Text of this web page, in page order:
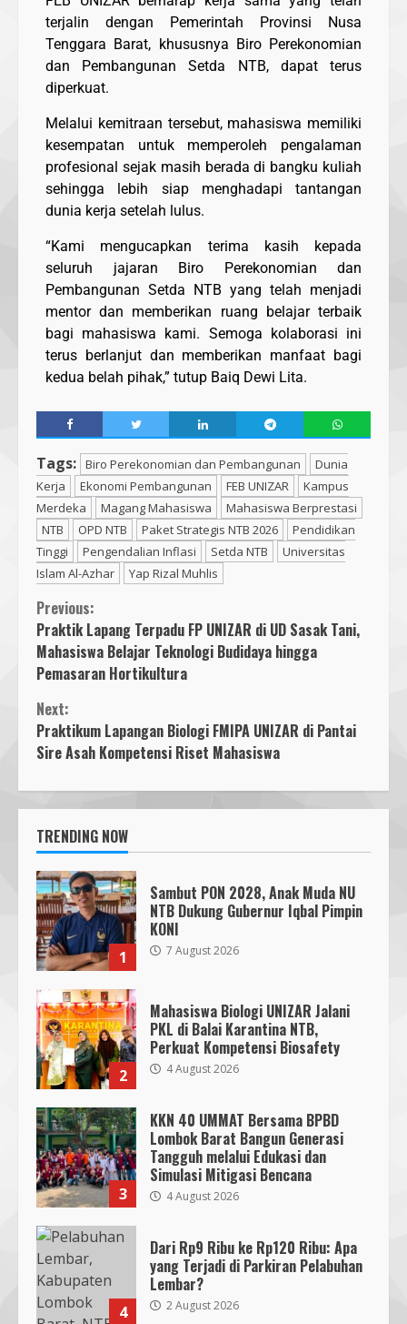
terjalin dengan Pemerintah Provinsi Nusa
Tenggara Barat, khususnya Biro Perekonomian
dan Pembangunan Setda NTB, dapat terus
diperkuat.
Melalui kemitraan tersebut, mahasiswa memiliki
kesempatan untuk memperoleh pengalaman
profesional sejak masih berada di bangku kuliah
sehingga lebih siap menghadapi tantangan
dunia kerja setelah lulus.
“Kami mengucapkan terima kasih kepada
seluruh jajaran Biro Perekonomian dan
Pembangunan Setda NTB yang telah menjadi
mentor dan memberikan ruang belajar terbaik
bagi mahasiswa kami. Semoga kolaborasi ini
terus berlanjut dan memberikan manfaat bagi
kedua belah pihak,” tutup Baiq Dewi Lita.
Tags: Biro Perekonomian dan Pembangunan
Dunia
Kerja
Ekonomi Pembangunan FEB UNIZAR
Kampus
Merdeka
Magang Mahasiswa
Mahasiswa Berprestasi
NTB
OPD NTB Paket Strategis NTB 2026
Pendidikan
Tinggi
Pengendalian Inflasi Setda NTB
Universitas
Islam Al-Azhar
Yap Rizal Muhlis
Previous:
Praktik Lapang Terpadu FP UNIZAR di UD Sasak Tani,
Mahasiswa Belajar Teknologi Budidaya hingga
Pemasaran Hortikultura
Next:
Praktikum Lapangan Biologi FMIPA UNIZAR di Pantai
Sire Asah Kompetensi Riset Mahasiswa
TRENDING NOW
1
Sambut PON 2028, Anak Muda NU
NTB Dukung Gubernur Iqbal Pimpin
KONI
7 August 2026
2
Mahasiswa Biologi UNIZAR Jalani
PKL di Balai Karantina NTB,
Perkuat Kompetensi Biosafety
4 August 2026
3
KKN 40 UMMAT Bersama BPBD
Lombok Barat Bangun Generasi
Tangguh melalui Edukasi dan
Simulasi Mitigasi Bencana
4 August 2026
4
Dari Rp9 Ribu ke Rp120 Ribu: Apa
yang Terjadi di Parkiran Pelabuhan
Lembar?
2 August 2026